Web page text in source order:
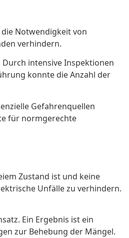
Notwendigkeit von
verhindern.
intensive Inspektionen
konnte die Anzahl der
Gefahrenquellen
für normgerechte
Zustand ist und keine
Unfälle zu verhindern.
Ein Ergebnis ist ein
zur Behebung der Mängel.